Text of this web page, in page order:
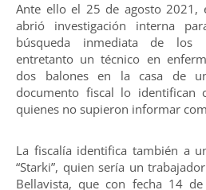
Ante ello el 25 de agosto 2021,
abrió investigación interna
búsqueda inmediata de los
entretanto un técnico en
dos balones en la casa de
documento fiscal lo identifican
quienes no supieron informar
La fiscalía identifica también a
“Starki”, quien sería un
Bellavista, que con fecha 14